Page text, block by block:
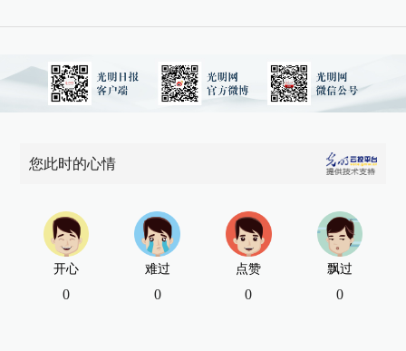
您此时的心情
开心
0
难过
0
点赞
0
飘过
0